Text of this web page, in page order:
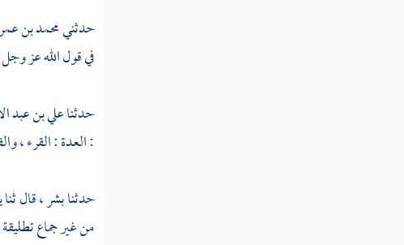
حدثنيمحمد بن
في قول الله عز
حدثناعلي بن عبد
: العدة : القرء ،
حدثنابشر ،قال ثنا
من غير جماع